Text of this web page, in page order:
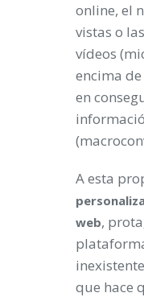
online, el
vistas o
vídeos
encima
en
A esta
web,
que hace